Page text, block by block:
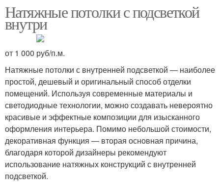
Натяжные потолки с подсветкой
внутри
от 1 000 руб/п.м.
Натяжные потолки с внутренней подсветкой — наиболее
простой, дешевый и оригинальный способ отделки
помещений. Используя современные материалы и
светодиодные технологии, можно создавать невероятно
красивые и эффектные композиции для изысканного
оформления интерьера. Помимо небольшой стоимости,
декоративная функция — вторая основная причина,
благодаря которой дизайнеры рекомендуют
использование натяжных конструкций с внутренней
подсветкой.